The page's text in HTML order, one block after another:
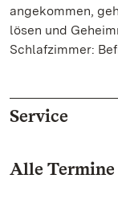
angekommen,
lösen und
Schlafzimmer:
Service
Alle